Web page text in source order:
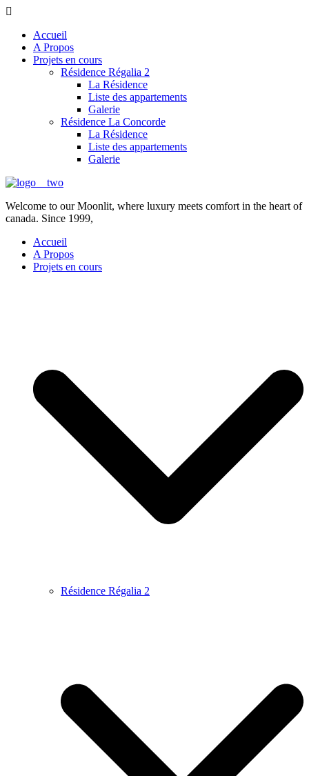
Accueil
A Propos
Projets en cours
Résidence Régalia 2
La Résidence
Liste des appartements
Galerie
Résidence La Concorde
La Résidence
Liste des appartements
Galerie
Welcome to our Moonlit, where luxury meets comfort in the heart of
canada. Since 1999,
Accueil
A Propos
Projets en cours
Résidence Régalia 2